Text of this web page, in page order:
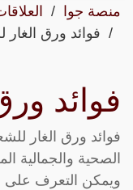
منصة جوا
فوائد ورق الغار
فوائد
فوائد ورق الغار
الصحية والجمالية
ويمكن التعرف على